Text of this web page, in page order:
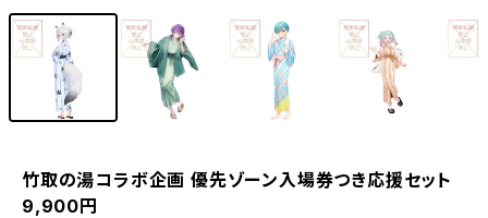
竹取の湯コラボ企画 優先ゾーン入場券つき応援セット
9,900円